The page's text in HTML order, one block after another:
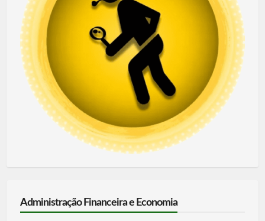
Administração Financeira e Economia